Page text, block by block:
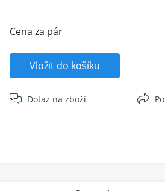
Cena za pár
Vložit do košíku
Dotaz na zboží